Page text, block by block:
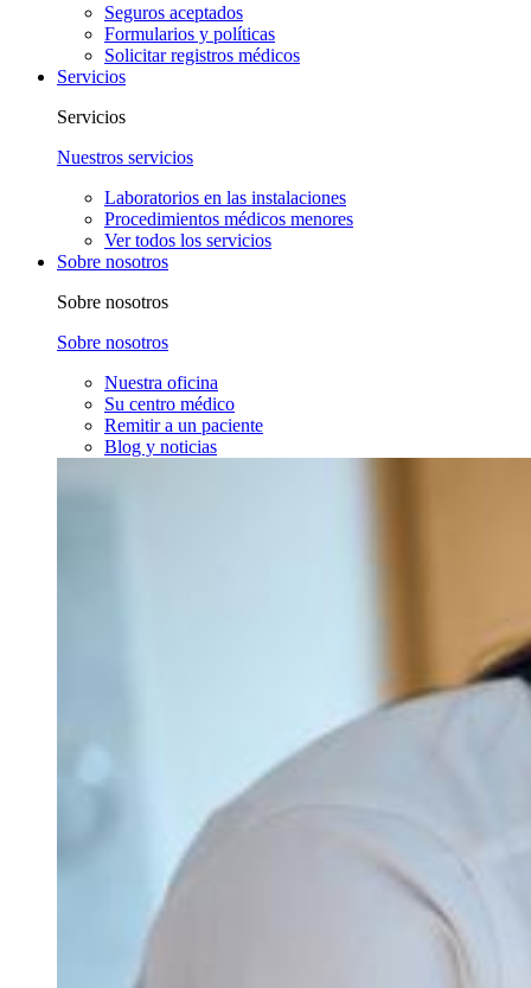
Seguros aceptados
Formularios y políticas
Solicitar registros médicos
Servicios
Servicios
Nuestros servicios
Laboratorios en las instalaciones
Procedimientos médicos menores
Ver todos los servicios
Sobre nosotros
Sobre nosotros
Sobre nosotros
Nuestra oficina
Su centro médico
Remitir a un paciente
Blog y noticias